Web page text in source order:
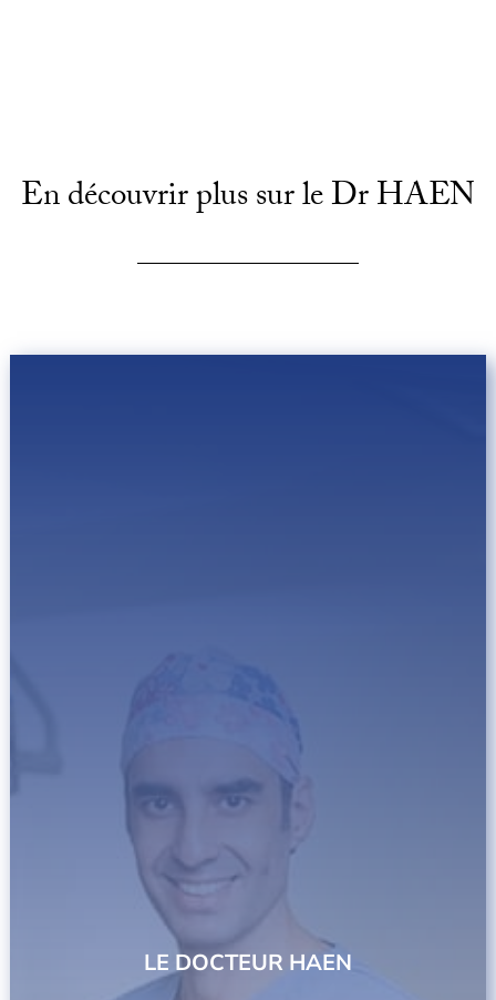
En découvrir plus sur le Dr HAEN
LE DOCTEUR HAEN